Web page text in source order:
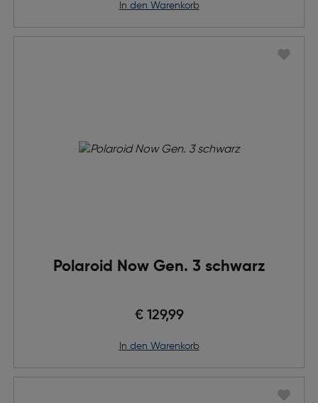
in den Warenkorb
Polaroid Now Gen. 3 schwarz
€ 129,99
in den Warenkorb